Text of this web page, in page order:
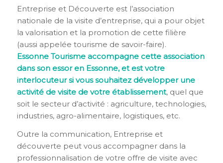
Entreprise et Découverte est l’association
nationale de la visite d’entreprise, qui a pour objet
la valorisation et la promotion de cette filière
(aussi appelée tourisme de savoir-faire).
Essonne Tourisme accompagne cette association
dans son essor en Essonne, et est votre
interlocuteur si vous souhaitez développer une
activité de visite de votre établissement, quel que
soit le secteur d’activité : agriculture, technologies,
industries, agro-alimentaire, logistiques, etc.
Outre la communication, Entreprise et
découverte peut vous accompagner dans la
professionnalisation de votre offre de visite avec